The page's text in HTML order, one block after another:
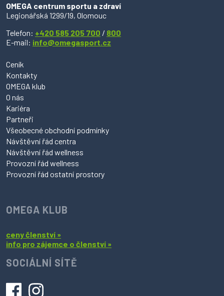
OMEGA centrum sportu a zdraví
Legionářská 1299/19, Olomouc
Telefon: +420 585 205 700 / 800
E-mail: info@omegasport.cz
Ceník
Kontakty
OMEGA klub
O nás
Kariéra
Partneři
Všeobecné obchodní podmínky
Návštěvní řád centra
Návštěvní řád wellness
Provozní řád wellness
Provozní řád ostatní prostory
OMEGA KLUB
ceny členství »
info pro zájemce o členství »
SOCIÁLNÍ SÍTĚ